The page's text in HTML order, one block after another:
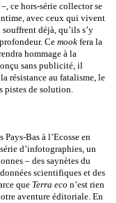
ce hors-série collector se
avec ceux qui vivent
déjà, qu’ils s’y
Ce mook fera la
hommage à la
sans publicité, il
résistance au fatalisme, le
pistes de solution.
Bas à l’Ecosse en
d’infotographies, un
– des saynètes du
scientifiques et des
que Terra eco n’est rien
aventure éditoriale. En